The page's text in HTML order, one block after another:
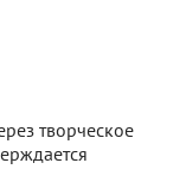
творческое